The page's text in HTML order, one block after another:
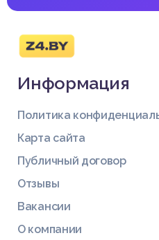
Информация
Политика
Карта сайта
Публичный договор
Отзывы
Вакансии
О компании